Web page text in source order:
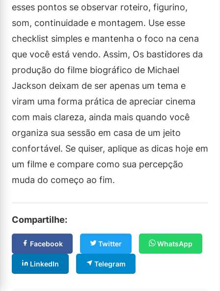
esses pontos se observar roteiro, figurino,
som, continuidade e montagem. Use esse
checklist simples e mantenha o foco na cena
que você está vendo. Assim, Os bastidores da
produção do filme biográfico de Michael
Jackson deixam de ser apenas um tema e
viram uma forma prática de apreciar cinema
com mais clareza, ainda mais quando você
organiza sua sessão em casa de um jeito
confortável. Se quiser, aplique as dicas hoje em
um filme e compare como sua percepção
muda do começo ao fim.
Compartilhe:
Facebook Twitter WhatsApp
LinkedIn Telegram